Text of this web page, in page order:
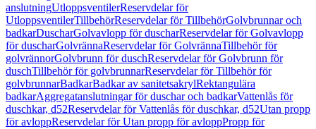
anslutningUtloppsventilerReservdelar för
UtloppsventilerTillbehörReservdelar för TillbehörGolvbrunnar och
badkarDuscharGolvavlopp för duscharReservdelar för Golvavlopp
för duscharGolvrännaReservdelar för GolvrännaTillbehör för
golvrännorGolvbrunn för duschReservdelar för Golvbrunn för
duschTillbehör för golvbrunnarReservdelar för Tillbehör för
golvbrunnarBadkarBadkar av sanitetsakrylRektangulära
badkarAggregatanslutningar för duschar och badkarVattenlås för
duschkar, d52Reservdelar för Vattenlås för duschkar, d52Utan propp
för avloppReservdelar för Utan propp för avloppPropp för